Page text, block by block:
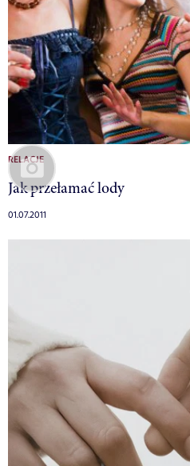
RELACJE
Jak przełamać lody
01.07.2011